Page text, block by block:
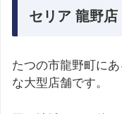
セリア 龍野
たつの市龍野町に
な大型店舗です。